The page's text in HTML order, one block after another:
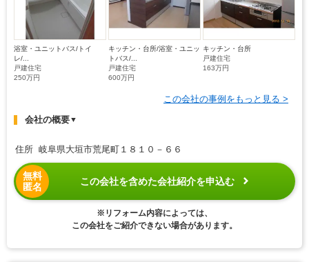
浴室・ユニットバス/トイ
レ/...
戸建住宅
250万円
キッチン・台所/浴室・ユニッ
トバス/...
戸建住宅
600万円
キッチン・台所
戸建住宅
163万円
この会社の事例をもっと見る >
会社の概要▼
住所 岐阜県大垣市荒尾町１８１０－６６
無料
匿名
この会社を含めた会社紹介を申込む
※リフォーム内容によっては、
この会社をご紹介できない場合があります。